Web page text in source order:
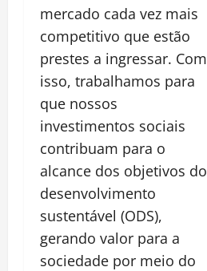
mercado cada vez mais
competitivo que estão
prestes a ingressar. Com
isso, trabalhamos para
que nossos
investimentos sociais
contribuam para o
alcance dos objetivos do
desenvolvimento
sustentável (ODS),
gerando valor para a
sociedade por meio do